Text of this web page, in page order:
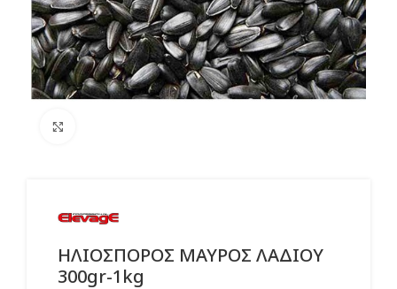
ΗΛΙΟΣΠΟΡΟΣ ΜΑΥΡΟΣ ΛΑΔΙΟΥ
300gr-1kg